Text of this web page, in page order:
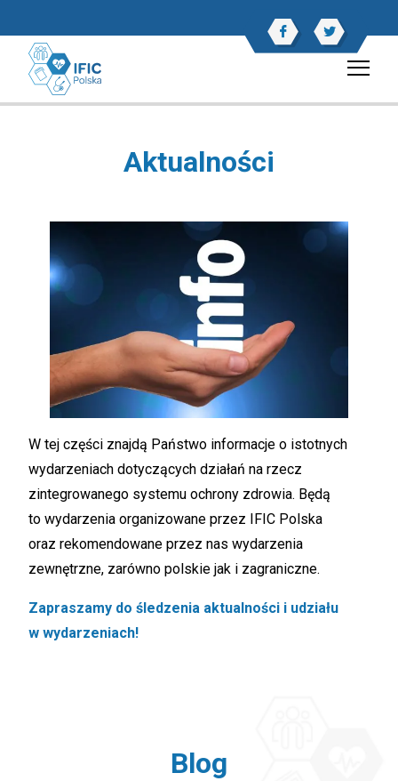
Aktualności
W tej części znajdą Państwo informacje o istotnych
wydarzeniach dotyczących działań na rzecz
zintegrowanego systemu ochrony zdrowia. Będą
to wydarzenia organizowane przez IFIC Polska
oraz rekomendowane przez nas wydarzenia
zewnętrzne, zarówno polskie jak i zagraniczne.
Zapraszamy do śledzenia aktualności i udziału
w wydarzeniach!
Blog